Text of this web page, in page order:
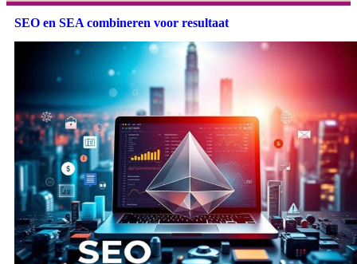
SEO en SEA combineren voor resultaat